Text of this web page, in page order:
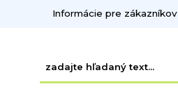
Informácie pre zákazníkov